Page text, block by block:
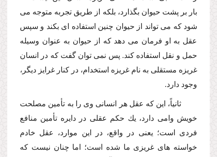
بار بر پشت حیوان بگذارد، بلكه از طریق تجربه متوجه مى
شود كه مى تواند از حیوان چنین استفاده اى بكند و سپس
عقل به او فرمان مى دهد كه از حیوان به عنوان وسیله
حمل و نقل استفاده كند. پس نمى توان گفت كه در انسان
غریزه مستقلى به نام غریزه استخدام، در كنار غرایز دیگر،
وجود دارد.
ثانیاً، این كه عقل هر انسانى وى را به تأمین مصلحت
خویش وامى دارد، یك حكم عقلى در دایره تأمین منافع
فردى است؛ یعنى در واقع، در این موارد، عقل خادم
خواسته هاى غریزى ما شده است؛ اما چنان نیست كه